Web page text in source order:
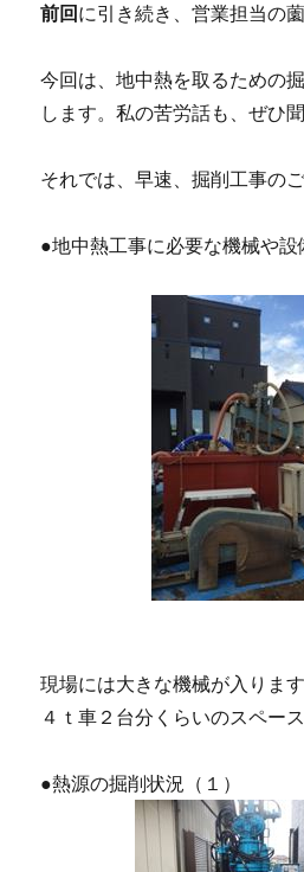
前回 に引き続き、営業担当の薗
今回は、地中熱を取るための
します。私の苦労話も、ぜひ
それでは、早速、掘削工事のご
●地中熱工事に必要な機械や設
現場には大きな機械が入ります
４ｔ車２台分くらいのスペー
●熱源の掘削状況（１）